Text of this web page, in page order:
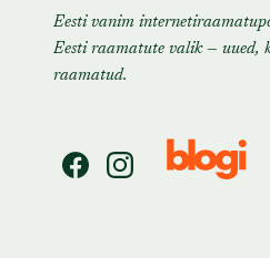
Eesti vanim
Eesti raamatute valik — uued,
raamatud.